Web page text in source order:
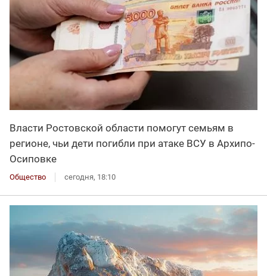
Власти Ростовской области помогут семьям в
регионе, чьи дети погибли при атаке ВСУ в Архипо-
Осиповке
Общество сегодня, 18:10